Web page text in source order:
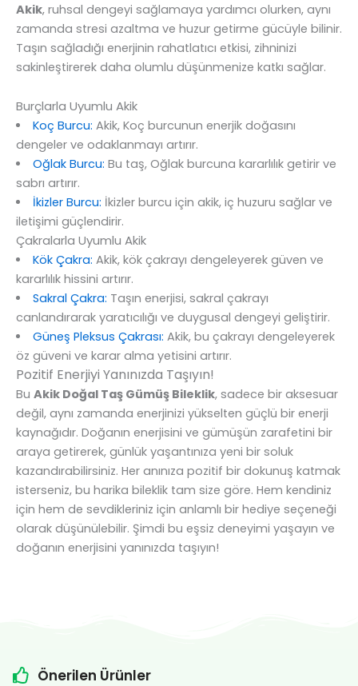
Akik, ruhsal dengeyi sağlamaya yardımcı olurken, aynı
zamanda stresi azaltma ve huzur getirme gücüyle bilinir.
Taşın sağladığı enerjinin rahatlatıcı etkisi, zihninizi
sakinleştirerek daha olumlu düşünmenize katkı sağlar.
Burçlarla Uyumlu Akik
Koç Burcu: Akik, Koç burcunun enerjik doğasını
dengeler ve odaklanmayı artırır.
Oğlak Burcu: Bu taş, Oğlak burcuna kararlılık getirir ve
sabrı artırır.
İkizler Burcu: İkizler burcu için akik, iç huzuru sağlar ve
iletişimi güçlendirir.
Çakralarla Uyumlu Akik
Kök Çakra: Akik, kök çakrayı dengeleyerek güven ve
kararlılık hissini artırır.
Sakral Çakra: Taşın enerjisi, sakral çakrayı
canlandırarak yaratıcılığı ve duygusal dengeyi geliştirir.
Güneş Pleksus Çakrası: Akik, bu çakrayı dengeleyerek
öz güveni ve karar alma yetisini artırır.
Pozitif Enerjiyi Yanınızda Taşıyın!
Bu Akik Doğal Taş Gümüş Bileklik, sadece bir aksesuar
değil, aynı zamanda enerjinizi yükselten güçlü bir enerji
kaynağıdır. Doğanın enerjisini ve gümüşün zarafetini bir
araya getirerek, günlük yaşantınıza yeni bir soluk
kazandırabilirsiniz. Her anınıza pozitif bir dokunuş katmak
isterseniz, bu harika bileklik tam size göre. Hem kendiniz
için hem de sevdikleriniz için anlamlı bir hediye seçeneği
olarak düşünülebilir. Şimdi bu eşsiz deneyimi yaşayın ve
doğanın enerjisini yanınızda taşıyın!
Önerilen Ürünler